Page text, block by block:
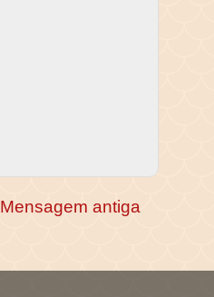
Mensagem antiga